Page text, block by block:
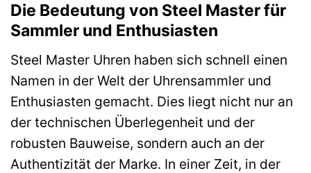
Die Bedeutung von Steel Master für
Sammler und Enthusiasten
Steel Master Uhren haben sich schnell einen
Namen in der Welt der Uhrensammler und
Enthusiasten gemacht. Dies liegt nicht nur an
der technischen Überlegenheit und der
robusten Bauweise, sondern auch an der
Authentizität der Marke. In einer Zeit, in der